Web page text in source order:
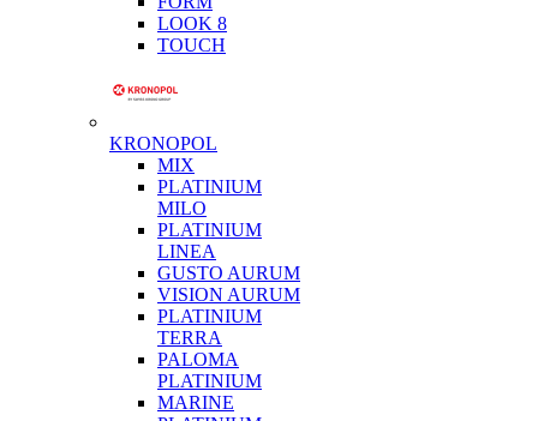
LOOK 8
TOUCH
KRONOPOL
MIX
PLATINIUM
MILO
PLATINIUM
LINEA
GUSTO AURUM
VISION AURUM
PLATINIUM
TERRA
PALOMA
PLATINIUM
MARINE